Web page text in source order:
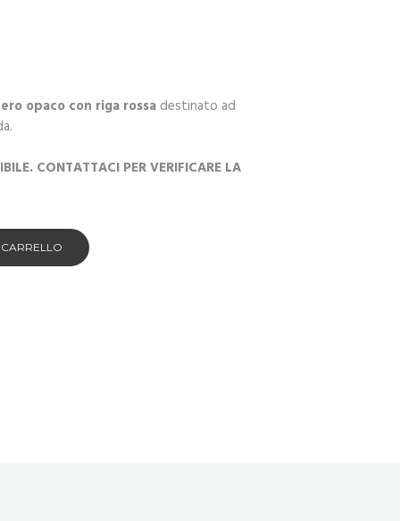
opaco con riga rossa destinato ad
CONTATTACI PER VERIFICARE LA